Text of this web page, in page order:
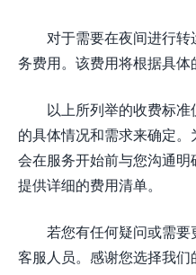
对于需要在夜间进行
务费用。该费用将根据具体
以上所列举的收费标
的具体情况和需求来确定
会在服务开始前与您沟通
提供详细的费用清单。
若您有任何疑问或需
客服人员。感谢您选择我